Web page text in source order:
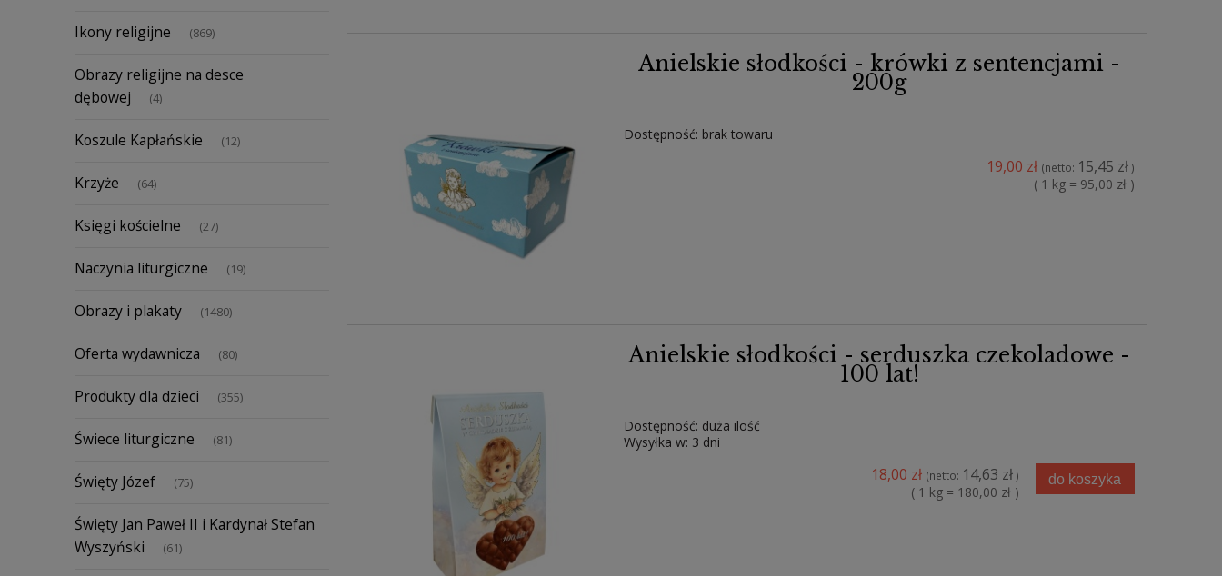
Ikony religijne (869)
Obrazy religijne na desce
dębowej
(4)
Koszule Kapłańskie (12)
Krzyże (64)
Księgi kościelne (27)
Naczynia liturgiczne (19)
Obrazy i plakaty (1480)
Oferta wydawnicza (80)
Produkty dla dzieci (355)
Świece liturgiczne (81)
Święty Józef (75)
Święty Jan Paweł II i Kardynał Stefan
Wyszyński
(61)
Anielskie słodkości - krówki z sentencjami -
200g
Dostępność: brak towaru
19,00 zł (netto: 15,45 zł)
( 1 kg = 95,00 zł )
Anielskie słodkości - serduszka czekoladowe -
100 lat!
Dostępność: duża ilość
Wysyłka w: 3 dni
18,00 zł (netto: 14,63 zł)
( 1 kg = 180,00 zł )
do koszyka